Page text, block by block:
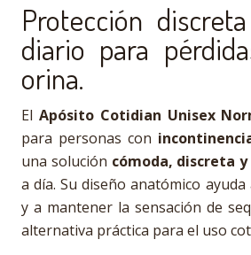
Protección
diario para
orina.
El Apósito Cotidian Unisex
para personas con
una solución cómoda, discreta
a día. Su diseño anatómico ayuda
y a mantener la sensación de
alternativa práctica para el uso